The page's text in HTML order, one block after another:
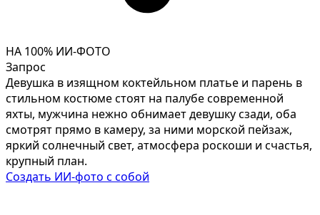
НА 100% ИИ-ФОТО
Запрос
Девушка в изящном коктейльном платье и парень в
стильном костюме стоят на палубе современной
яхты, мужчина нежно обнимает девушку сзади, оба
смотрят прямо в камеру, за ними морской пейзаж,
яркий солнечный свет, атмосфера роскоши и счастья,
крупный план.
Создать ИИ-фото с собой